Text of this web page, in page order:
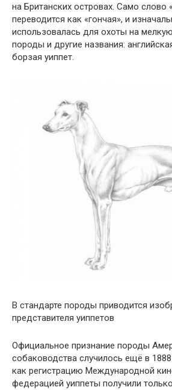
на Британских островах. Само слово
переводится как «гончая», и
использовалась для охоты на
породы и другие названия:
борзая уиппет.
В стандарте породы приводится
представителя уиппетов
Официальное признание породы
собаководства случилось ещё в
как регистрацию Международной
федерацией уиппеты получили